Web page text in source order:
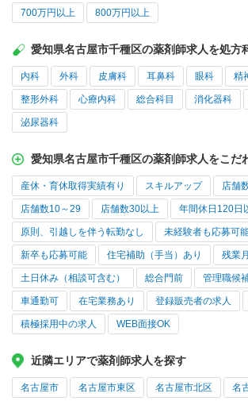
700万円以上 800万円以上
愛知県名古屋市千種区の薬剤師求人を処方
内科 外科 皮膚科 耳鼻科 眼科 精
整形外科 心療内科 総合科目 消化器科
泌尿器科
愛知県名古屋市千種区の薬剤師求人をこだ
産休・育休取得実績有り スキルアップ 店舗
店舗数10～29 店舗数30以上 年間休日120日
原則、引越しを伴う転勤なし 未経験者も応募可
新卒も応募可能 住宅補助（手当）あり 残業
土日休み（相談可含む） 総合門前 管理職候
車通勤可 在宅業務あり 登録販売者の求人
積極採用中の求人 WEB面接OK
近隣エリアで薬剤師求人を探す
名古屋市 名古屋市東区 名古屋市北区 名